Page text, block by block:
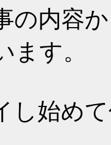
の内容
ます。
し始め